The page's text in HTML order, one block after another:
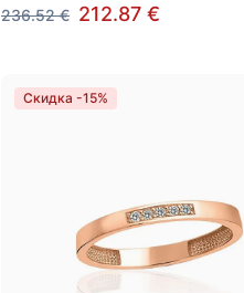
236.52 € 212.87 €
Скидка -15%